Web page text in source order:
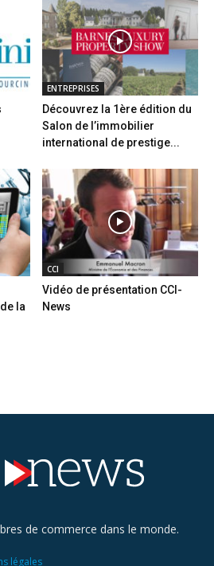
ENTREPRISES
Découvrez la 1ère édition du
Salon de l’immobilier
international de prestige...
la
CCI
Vidéo de présentation CCI-
News
de commerce dans le monde.
légales